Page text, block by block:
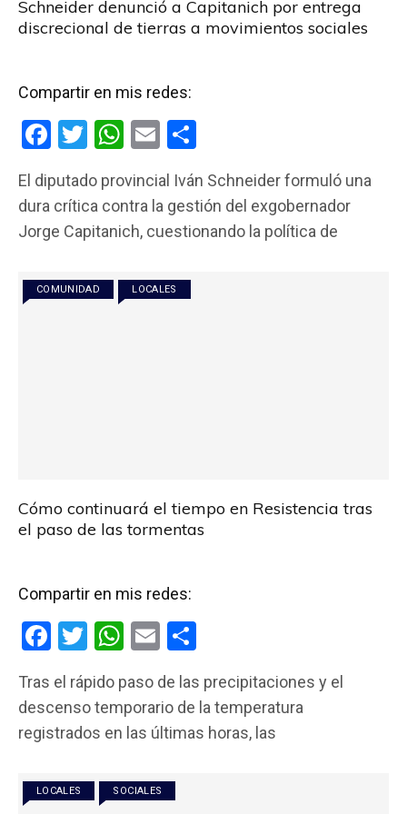
Schneider denunció a Capitanich por entrega
discrecional de tierras a movimientos sociales
Compartir en mis redes:
F
ce
b
o
k
T
tt
er
W
at
s
A
p
p
E
ail m
p
El diputado provincial Iván Schneider formuló una
dura crítica contra la gestión del exgobernador
Jorge Capitanich, cuestionando la política de
COMUNIDAD LOCALES
Cómo continuará el tiempo en Resistencia tras
el paso de las tormentas
Compartir en mis redes:
F
ce
b
o
T
tt
er
W
at
s
p
E
ail m
p
Tras el rápido paso de las precipitaciones y el
descenso temporario de la temperatura
registrados en las últimas horas, las
LOCALES SOCIALES